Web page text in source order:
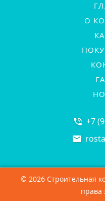
О
+7
© 2026 Строительная